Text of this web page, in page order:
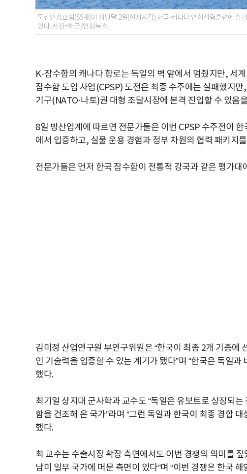
도산안창호함(SS-III)이 지난달 2일(현지시각) 한국-캐나다 연합협력훈련에
있다. 사진=해군/연합뉴스
K-잠수함의 캐나다 항로는 독일의 벽 앞에서 멈췄지만, 세
잠수함 도입 사업(CPSP) 도전은 최종 수주에는 실패했지
기구(NATO·나토)권 대형 조달시장에 본격 진입할 수 있음
8일 방산업계에 따르면 전문가들은 이번 CPSP 수주전이
에서 입증하고, 실물 운용 경험과 정부 차원의 협력 패키지
전문가들은 먼저 한국 잠수함이 전통적 강국과 같은 평가대
김미정 산업연구원 부연구위원은 “한국이 최종 2개 기종에
인 기술력을 입증할 수 있는 계기가 됐다”며 “한국은 독일
했다.
최기일 상지대 군사학과 교수도 “독일은 유보트로 상징되
함을 건조해 온 국가”라며 “그런 독일과 한국이 최종 경합
했다.
최 교수는 수출시장 확장 측면에서도 이번 경쟁의 의미를
남미 일부 국가에 머문 측면이 있다”며 “이번 경쟁은 한국